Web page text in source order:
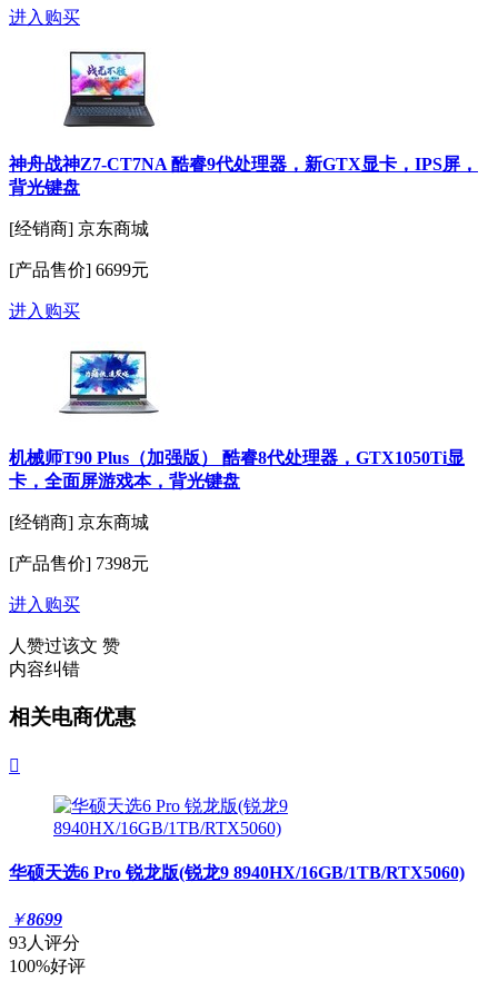
进入购买
神舟战神Z7-CT7NA 酷睿9代处理器，新GTX显卡，IPS屏，
背光键盘
[经销商] 京东商城
[产品售价] 6699元
进入购买
机械师T90 Plus（加强版） 酷睿8代处理器，GTX1050Ti显
卡，全面屏游戏本，背光键盘
[经销商] 京东商城
[产品售价] 7398元
进入购买
人赞过该文 赞
内容纠错
相关电商优惠

华硕天选6 Pro 锐龙版(锐龙9 8940HX/16GB/1TB/RTX5060)
￥8699
93人评分
100%好评